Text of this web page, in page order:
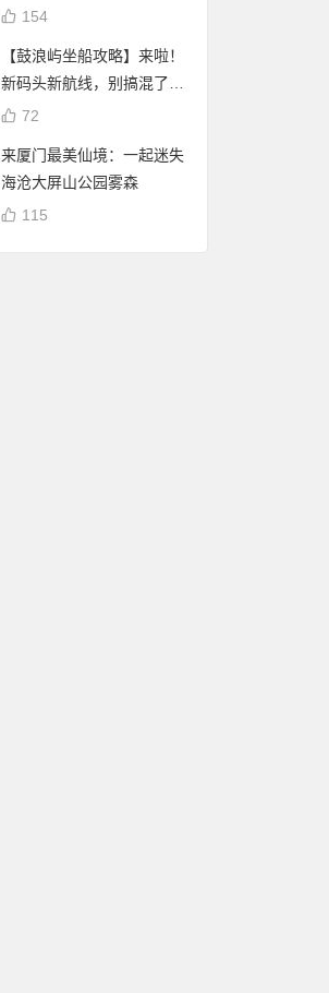
154
【鼓浪屿坐船攻略】来啦！
新码头新航线，别搞混了
哦！72
来厦门最美仙境：一起迷失
海沧大屏山公园雾森
115